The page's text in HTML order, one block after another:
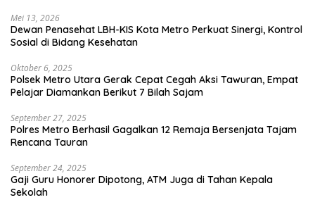
Mei 13, 2026
Dewan Penasehat LBH-KIS Kota Metro Perkuat Sinergi, Kontrol
Sosial di Bidang Kesehatan
Oktober 6, 2025
Polsek Metro Utara Gerak Cepat Cegah Aksi Tawuran, Empat
Pelajar Diamankan Berikut 7 Bilah Sajam
September 27, 2025
Polres Metro Berhasil Gagalkan 12 Remaja Bersenjata Tajam
Rencana Tauran
September 24, 2025
Gaji Guru Honorer Dipotong, ATM Juga di Tahan Kepala
Sekolah